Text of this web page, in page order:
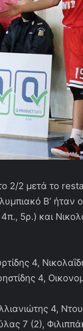
2/2 μετά το
Β’ ήταν
5ρ.) και
4,
4,
4,
7 (2),